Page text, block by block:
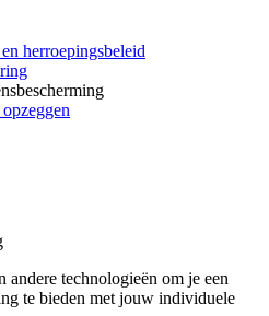
herroepingsbeleid
andere technologieën om je een
te bieden met jouw individuele